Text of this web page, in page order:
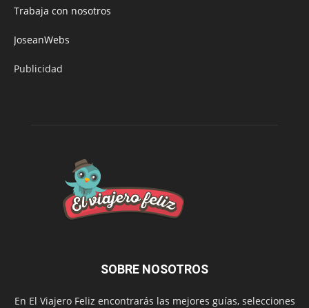
Trabaja con nosotros
JoseanWebs
Publicidad
SOBRE NOSOTROS
En El Viajero Feliz encontrarás las mejores guías, selecciones